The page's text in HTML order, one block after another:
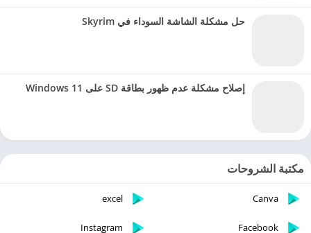
حل مشكلة الشاشة السوداء في Skyrim
إصلاح مشكلة عدم ظهور بطاقة SD على Windows 11
مكتبة الشروحات
Canva
excel
Facebook
Instagram